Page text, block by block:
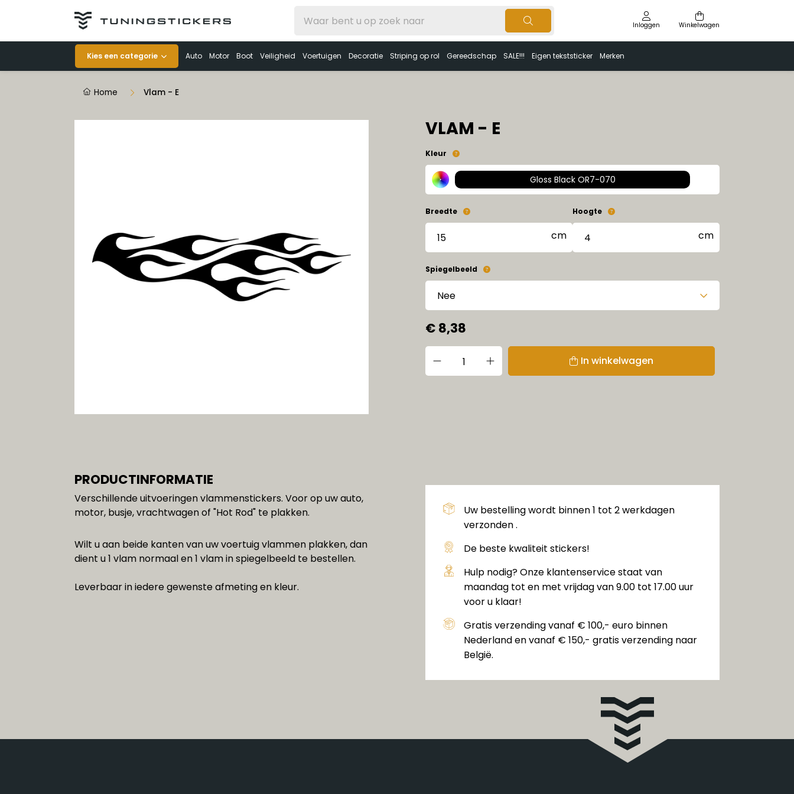
Inloggen Winkelwagen
Kies een categorie Auto Motor Boot Veiligheid Voertuigen Decoratie Striping op rol Gereedschap SALE!!! Eigen tekststicker Merken
Categorieën
Decoratie
Striping op rol
Home Vlam - E
VLAM - E
Kleur
Gloss Black OR7-070
Breedte Hoogte
Spiegelbeeld
€ 8,38
In winkelwagen
PRODUCTINFORMATIE
Verschillende uitvoeringen vlammenstickers. Voor op uw auto,
motor, busje, vrachtwagen of "Hot Rod" te plakken.
Wilt u aan beide kanten van uw voertuig vlammen plakken, dan
dient u 1 vlam normaal en 1 vlam in spiegelbeeld te bestellen.
Leverbaar in iedere gewenste afmeting en kleur.
Uw bestelling wordt binnen 1 tot 2 werkdagen
verzonden .
De beste kwaliteit stickers!
Hulp nodig? Onze klantenservice staat van
maandag tot en met vrijdag van 9.00 tot 17.00 uur
voor u klaar!
Gratis verzending vanaf € 100,- euro binnen
Nederland en vanaf € 150,- gratis verzending naar
België.